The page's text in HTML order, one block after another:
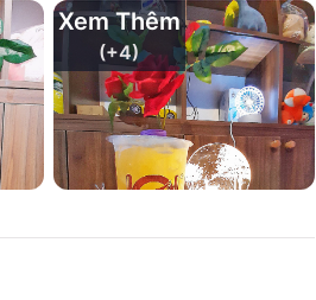
Xem Thêm
(+4)